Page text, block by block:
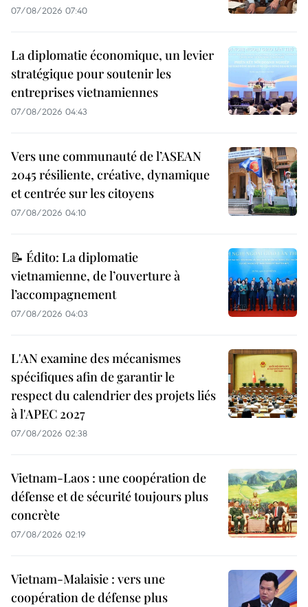
07/08/2026 07:40
La diplomatie économique, un levier
stratégique pour soutenir les
entreprises vietnamiennes
07/08/2026 04:43
Vers une communauté de l’ASEAN
2045 résiliente, créative, dynamique
et centrée sur les citoyens
07/08/2026 04:10
📝 Édito: La diplomatie
vietnamienne, de l’ouverture à
l’accompagnement
07/08/2026 04:03
L'AN examine des mécanismes
spécifiques afin de garantir le
respect du calendrier des projets liés
à l'APEC 2027
07/08/2026 02:38
Vietnam-Laos : une coopération de
défense et de sécurité toujours plus
concrète
07/08/2026 02:19
Vietnam-Malaisie : vers une
coopération de défense plus